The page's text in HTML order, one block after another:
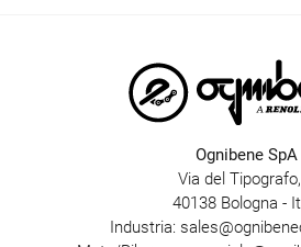
Ognibene SpA
Via del
40138 Bologna -
Industria: